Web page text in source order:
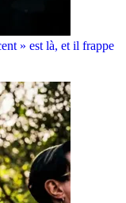
» est là, et il frappe